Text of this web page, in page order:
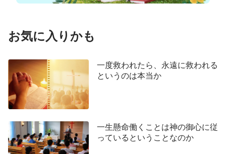
(二テサ1:9)。主イエスを信じるわたしたちは恵みに
いによって救われることができる者はだれもいませ
同労者山田さんは感情が少し高ぶって立ち上がっ
て言いました。「兄弟姉妹たち、神を信じるわたし
たちが天の国に入ることができるかどうかを決める
エスの言葉に権威がありますか、それともパウロの
言葉に権威がありますか。わたしたちは主イエスが
お気に入りかも
一度救われたら、永遠に救われる
というのは本当か
一生懸命働くことは神の御心に従
っているということなのか